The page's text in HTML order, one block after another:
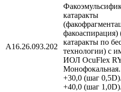
А16.26.093.202
катаракты
факоаспирация)
катаракты по
технологии) с
ИОЛ OcuFlex
+30,0 (шаг
+40,0 (шаг